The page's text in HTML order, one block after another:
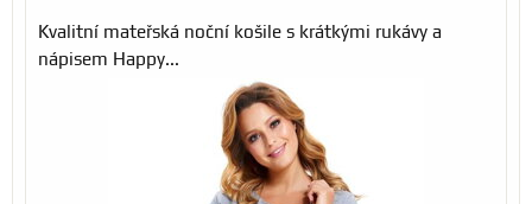
Kvalitní mateřská noční košile s krátkými rukávy a
nápisem Happy...